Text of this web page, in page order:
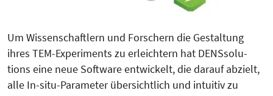
Um Wissenschaftlern und Forschern die Gestaltung
ihres TEM-Expe­ri­ments zu erleichtern hat DENS­solu­
tions eine neue Software entwickelt, die darauf abzielt,
alle In-situ-Para­meter übersichtlich und intuitiv zu